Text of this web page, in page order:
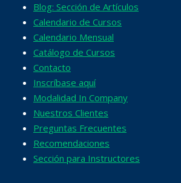
Blog: Sección de Artículos
Calendario de Cursos
Calendario Mensual
Catálogo de Cursos
Contacto
Inscríbase aquí
Modalidad In Company
Nuestros Clientes
Preguntas Frecuentes
Recomendaciones
Sección para Instructores